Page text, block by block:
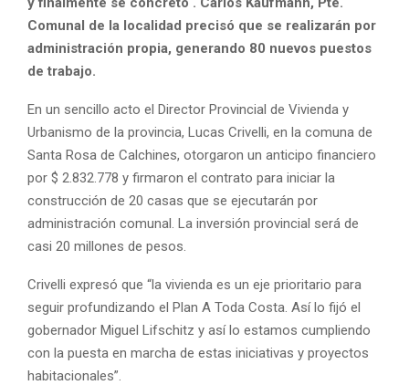
Comunal de la localidad precisó que se realizarán por
administración propia, generando 80 nuevos puestos
de trabajo.
En un sencillo acto el Director Provincial de Vivienda y
Urbanismo de la provincia, Lucas Crivelli, en la comuna de
Santa Rosa de Calchines, otorgaron un anticipo financiero
por $ 2.832.778 y firmaron el contrato para iniciar la
construcción de 20 casas que se ejecutarán por
administración comunal. La inversión provincial será de
casi 20 millones de pesos.
Crivelli expresó que “la vivienda es un eje prioritario para
seguir profundizando el Plan A Toda Costa. Así lo fijó el
gobernador Miguel Lifschitz y así lo estamos cumpliendo
con la puesta en marcha de estas iniciativas y proyectos
habitacionales”.